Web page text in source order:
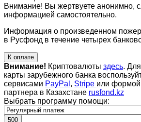
Внимание! Вы жертвуете анонимно,
информацией самостоятельно.
Информация о произведенном
в Русфонд в течение четырех
К оплате
Внимание! Криптовалюты здесь.
карты зарубежного банка
сервисами PayPal , Stripe или
партнера в Казахстане rusfond.kz
Выбрать программу помощи:
500